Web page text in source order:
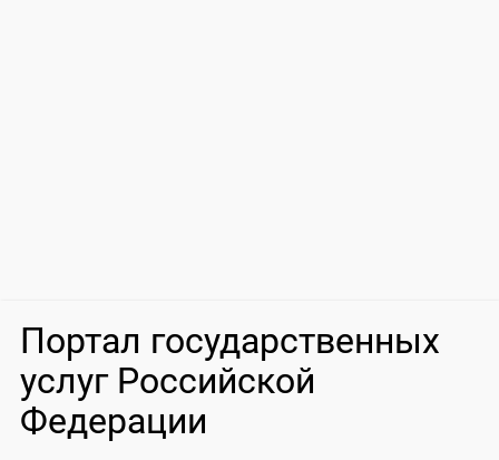
Портал государственных
услуг Российской
Федерации